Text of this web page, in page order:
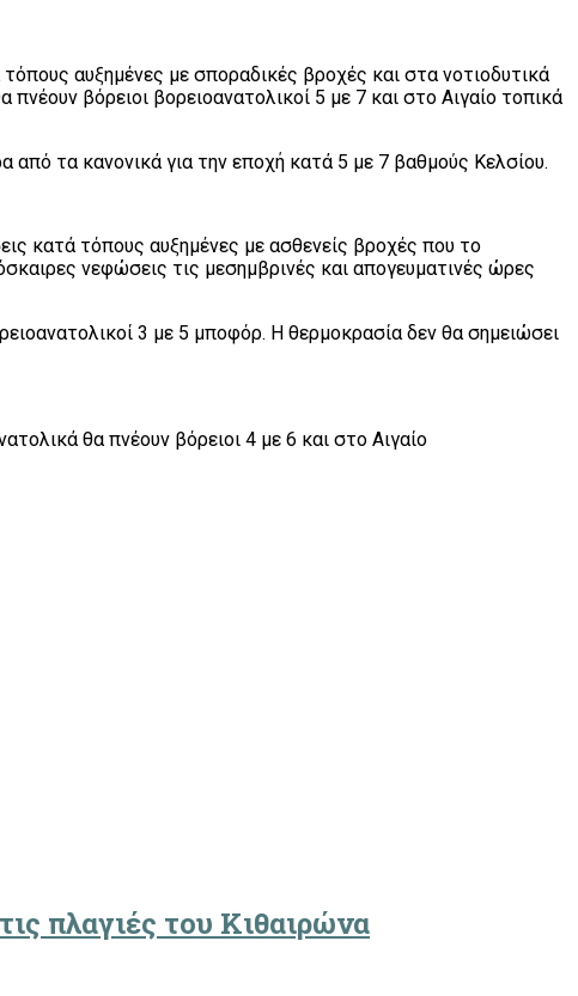
αυξημένες με σποραδικές βροχές και στα νοτιοδυτικά
βόρειοι βορειοανατολικοί 5 με 7 και στο Αιγαίο τοπικά
τα κανονικά για την εποχή κατά 5 με 7 βαθμούς Κελσίου.
κατά τόπους αυξημένες με ασθενείς βροχές που το
νεφώσεις τις μεσημβρινές και απογευματινές ώρες
3 με 5 μποφόρ. Η θερμοκρασία δεν θα σημειώσει
θα πνέουν βόρειοι 4 με 6 και στο Αιγαίο
πλαγιές του Κιθαιρώνα